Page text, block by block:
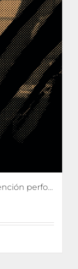
Lacan y un situacionista: Intervención performativa de su encuentro pifiado